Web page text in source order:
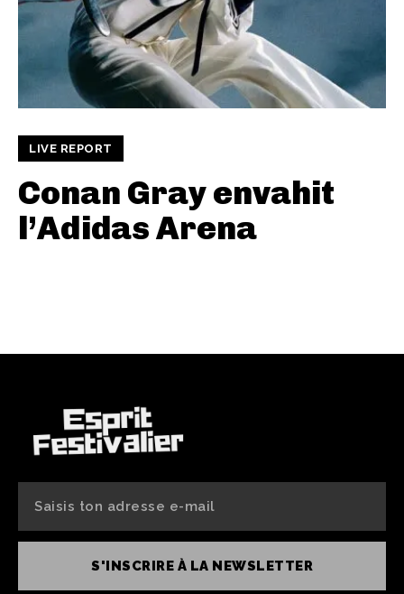
LIVE REPORT
Conan Gray envahit
l’Adidas Arena
S'INSCRIRE À LA NEWSLETTER